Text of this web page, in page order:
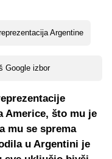
Argentine
Google izbor
Americe, što mu je
mu se sprema
u Argentini je